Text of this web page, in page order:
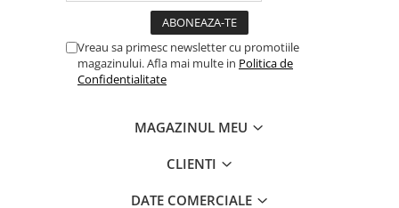
Vreau sa primesc newsletter cu promotiile
magazinului. Afla mai multe in Politica de
Confidentialitate
MAGAZINUL MEU
CLIENTI
DATE COMERCIALE